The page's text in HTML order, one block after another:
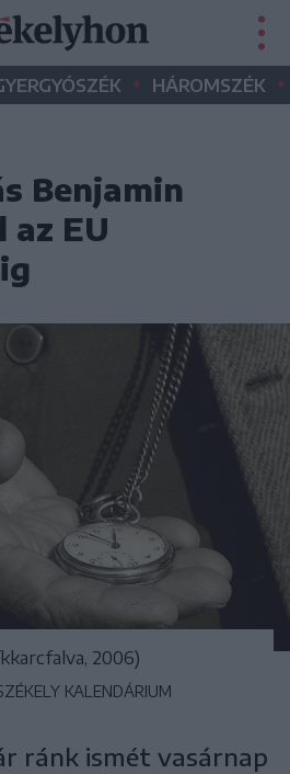
• HÁROMSZÉK •
Benjamin
EU
2006)
KALENDÁRIUM
ránk ismét vasárnap